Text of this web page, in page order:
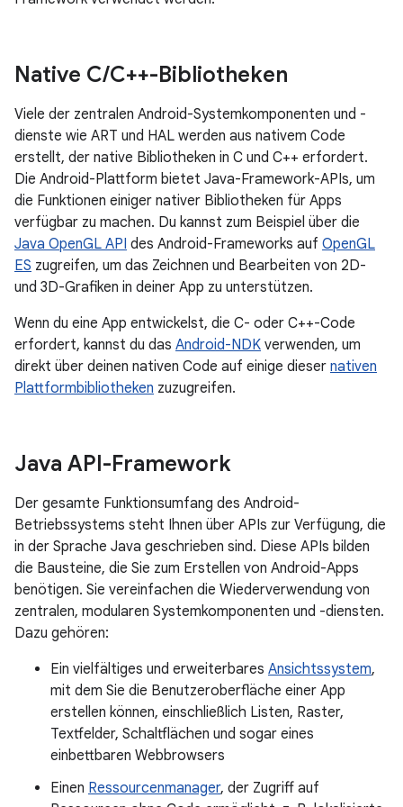
Native C/C++-Bibliotheken
Viele der zentralen Android-Systemkomponenten und -
dienste wie ART und HAL werden aus nativem Code
erstellt, der native Bibliotheken in C und C++ erfordert.
Die Android-Plattform bietet Java-Framework-APIs, um
die Funktionen einiger nativer Bibliotheken für Apps
verfügbar zu machen. Du kannst zum Beispiel über die
Java OpenGL API des Android-Frameworks auf OpenGL
ES zugreifen, um das Zeichnen und Bearbeiten von 2D-
und 3D-Grafiken in deiner App zu unterstützen.
Wenn du eine App entwickelst, die C- oder C++-Code
erfordert, kannst du das Android-NDK verwenden, um
direkt über deinen nativen Code auf einige dieser nativen
Plattformbibliotheken zuzugreifen.
Java API-Framework
Der gesamte Funktionsumfang des Android-
Betriebssystems steht Ihnen über APIs zur Verfügung, die
in der Sprache Java geschrieben sind. Diese APIs bilden
die Bausteine, die Sie zum Erstellen von Android-Apps
benötigen. Sie vereinfachen die Wiederverwendung von
zentralen, modularen Systemkomponenten und -diensten.
Dazu gehören:
Ein vielfältiges und erweiterbares Ansichtssystem,
mit dem Sie die Benutzeroberfläche einer App
erstellen können, einschließlich Listen, Raster,
Textfelder, Schaltflächen und sogar eines
einbettbaren Webbrowsers
Einen Ressourcenmanager, der Zugriff auf